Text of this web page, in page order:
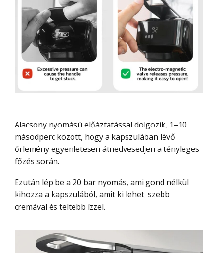
Alacsony nyomású előáztatással dolgozik, 1–10
másodperc között, hogy a kapszulában lévő
őrlemény egyenletesen átnedvesedjen a tényleges
főzés során.
Ezután lép be a 20 bar nyomás, ami gond nélkül
kihozza a kapszulából, amit ki lehet, szebb
cremával és teltebb ízzel.